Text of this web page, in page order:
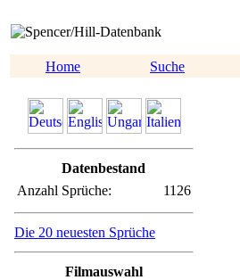
Home Suche
Datenbestand
Anzahl Sprüche:
1126
Die 20 neuesten Sprüche
Filmauswahl